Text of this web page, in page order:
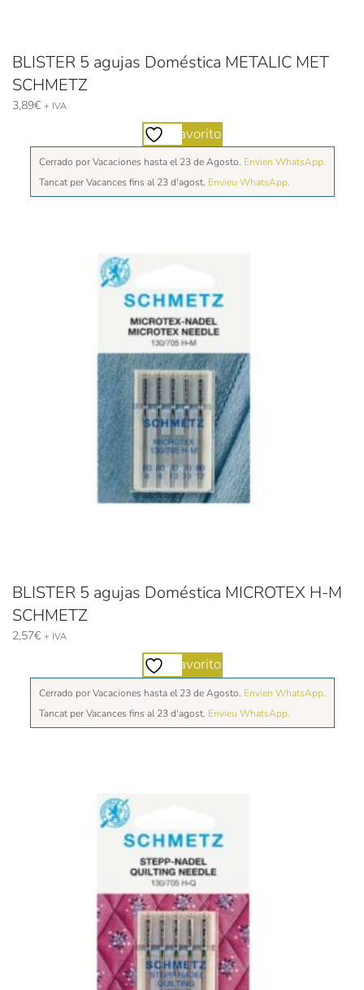
BLISTER 5 agujas Doméstica METALIC MET
SCHMETZ
3,89€ + IVA
Favorito
Cerrado por Vacaciones hasta el 23 de Agosto. Envien WhatsApp.
Tancat per Vacances fins al 23 d'agost. Envieu WhatsApp.
BLISTER 5 agujas Doméstica MICROTEX H-M
SCHMETZ
2,57€ + IVA
Favorito
Cerrado por Vacaciones hasta el 23 de Agosto. Envien WhatsApp.
Tancat per Vacances fins al 23 d'agost. Envieu WhatsApp.